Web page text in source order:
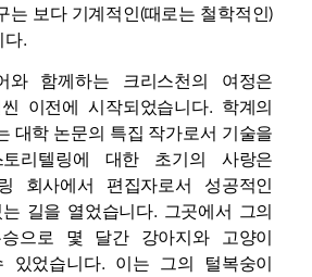
는 보다 기계적인(때로는 철학적인)
다.
와 함께하는 크리스천의 여정은
이전에 시작되었습니다. 학계의
대학 논문의 특집 작가로서 기술을
토리텔링에 대한 초기의 사랑은
회사에서 편집자로서 성공적인
길을 열었습니다. 그곳에서 그의
으로 몇 달간 강아지와 고양이
있었습니다. 이는 그의 털복숭이